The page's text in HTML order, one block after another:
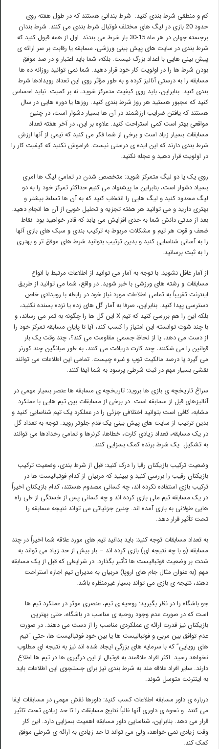
کم و منطقی شرط بندی کنید: شرط بندانی هستند که در طول هفته روی
حدود 20 بازی در لیگ های مختلف فوتبال شرط بندی می کنند. شرط بندان
برجسته جهان در هر ماه 15-30 بار شرط می بندند. اول از همه قبول کنید که
شرط بندی در سایت های پیش بینی ورزشی، مسابقه یا رقابت بر سر ارائه ی
پیش بینی هایی با اعداد بزرگ نیست. بلکه، شما باید اعتبار و در صد موفق
بودن شرط ها را در اولویت کار خود قرار دهید. شما نمی توانید روزانه ده ها
مسابقه را به درستی آنالیز کرده و به طور مؤثر روی این تعداد رویدادها شرط
بندی کنید. بنابراین، باید روی کیفیت متمرکز شوید، نه بر کمیت. نباید احساس
کنید که مجبور هستید هر روز شرط بندی کنید. روزها یا دوره هایی در سال
هستند که یافتن ضرایب ارزشمند در آن ها بسیار دشوار است، در چنین
مواقعی بهتر است کمی استراحت کنید. علاوه بر این، در آخر هفته تعداد
مسابقات بسیار زیاد است و برخی از شما فکر می کنید که نیمی از آنها ارزش
شرط بندی دارند که این ایده ی درستی نیست. فراموش نکنید که کیفیت کار را
در اولویت قرار دهید و عجله نکنید.
روی یک یا دو لیگ متمرکز شوید: متخصص شدن در تمامی لیگ ها امری
بسیاد دشوار است، بنابراین ما پیشنهاد می کنیم حداکثر تمرکز خود را به دو
لیگ محدود کنید و لیگ هایی را انتخاب کنید که به آن ها تسلط بیشتر و
بهتری دارید و می توانید هر هفته تجزیه و تحلیل خوبی از آن ها انجام دهید.
بعد از مدتی دانش شما به حدی افزایش می یابد که قادر خواهید بود نقاط
ضعف و قوت هر تیم و مشکلات مربوط به ترکیب بندی و سبک های بازی آنها
را به آسانی شناسایی کنید و بدین ترتیب بتوانید شرط های موفق تر و بهتری
را به ثبت برسانید.
از آمار غافل نشوید: با توجه به آمار می توانید از اطلاعات مرتبط با انواع
مسابقات و رشته های ورزشی با خبر شوید. در واقع، شما می توانید از طریق
اینترنت تقریباً به تمامی اطلاعات مورد نیاز خود در رابطه با رویدادی خاص
دسترسی پیدا کنید. بنابراین، صرفا به آمار گل های زده یا نزده بسنده نکنید،
بلکه این را هم بررسی کنید که تیم X این گل ها را چگونه به ثمر می رساند، و
با چند شوت توانسته این امتیاز را کسب کند، آیا تا پایان مسابقه تمرکز خود را
از دست می دهد، یا از لحاظ جسمی مقاومت می کند؟، چند وقت یک بار
قوانین را می شکنند، چند کارت دریافت می کنند، به طور میانگین چند کورنر
می گیرد یا درصد مالکیت توپ و غیره چیست. تمامی این اطلاعات می توانند
نقشی بسیار مهم در ثبت شرطی پرسود به شما ایفا کنند.
سراغ تاریخچه ی بازی ها بروید: تاریخچه ی مسابقه ها عنصر بسیار مهمی در
آنالیزهای قبل از مسابقه است. در برخی از مسابقات بین تیم هایی با عملکرد
مشابه، کافی است بتوانید اختلافی جزئی را در عملکرد یک تیم شناسایی کنید و
بدین ترتیب از سایت های پیش بینی یک قدم جلوتر روید. توجه به تعداد گل
در یک مسابقه، تعداد زیادی کارت، خطاها، کرنرها و تمامی رخدادها می توانند
به تشکیل یک شرط برنده کمک بسزایی کنند.
وضعیت ترکیب بازیکنان رقبا را درک کنید: قبل از شرط بندی، وضعیت ترکیب
بازیکنان رقیب را بررسی کنید و ببینید که مربیان از کدام فوتبالیست ها در
ترکیب بازی استفاده نکرده اند، چه کسانی مصدوم هستند، کدام بازیکنان اخیراً
در یک مسابقه تیم ملی بازی کرده اند و چه کسانی پس از خستگی از طی راه
هایی طولانی به بازی آمده اند. چنین جزئیاتی می تواند نتیجه مسابقه را
تحت تأثیر قرار دهد.
به تعداد مسابقات توجه کنید: باید بدانید تیم های مورد علاقه شما اخیراً در چند
مسابقه (و با چه نتیجه ای) بازی کرده اند – بار بیش از حد زیاد می تواند به
شدت بر وضعیت فوتبالیست ها تأثیر بگذارد. در شرایطی که قبل از یک مسابقه
مهم (به عنوان مثال جام های اروپا) مربیان به مدیران تیم اجازه استراحت
دهند، نتیجه ی بازی می تواند بسیار غیرمنظره باشد.
جو باشگاه را در نظر بگیرید: روحیه ی تیم، عنصری موثر در عملکرد تیم ها
است که در صورت عدم وجود روحیه ی مناسب در باشگاه، حتی بهترین
بازیکنان نیز قدرت ارائه ی عملکردی مناسب را از دست می دهند. در صورت
عدم توافق بین مربی و فوتبالیست ها یا بین خود فوتبالیست ها، حتی “تیم
های رویایی” که با سرمایه های بزرگی ایجاد شده اند نیز به نتیجه ای مطلوب
نخواهد رسید. اکثر افراد علاقمند به فوتبال از این درگیری ها در تیم ها اطلاع
دارند. سایر افراد علاقه مند به شرط بندی نیز برای جستجوی این اطلاعات باید
به اینترنت متوسل شوند.
درباره ی داور مسابقه اطلاعات کسب کنید: داورها نقش مهمی در مسابقات ایفا
می کنند. و نحوه ی داوری آنها غالباً نتایج مسابقات را تا حد زیادی تحت تاثیر
قرار می دهد. بنابراین، شناسایی داور مسابقه اهمیت بسزایی دارد. این کار
وقت زیادی نمی خواهد، ولی می تواند تا حد زیادی به ارائه ی شرطی موفق
کمک کند.